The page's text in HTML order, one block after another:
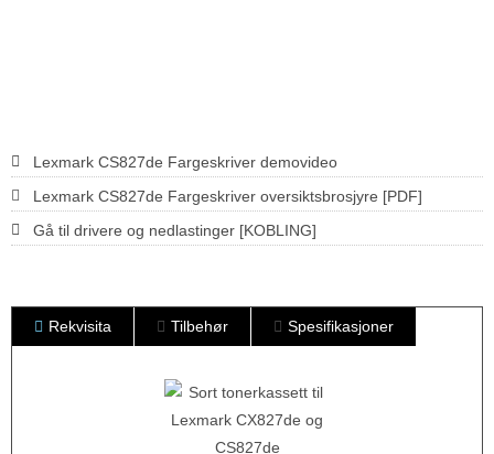
Lexmark CS827de Fargeskriver demovideo
Lexmark CS827de Fargeskriver oversiktsbrosjyre [PDF]
Gå til drivere og nedlastinger [KOBLING]
Rekvisita Tilbehør Spesifikasjoner